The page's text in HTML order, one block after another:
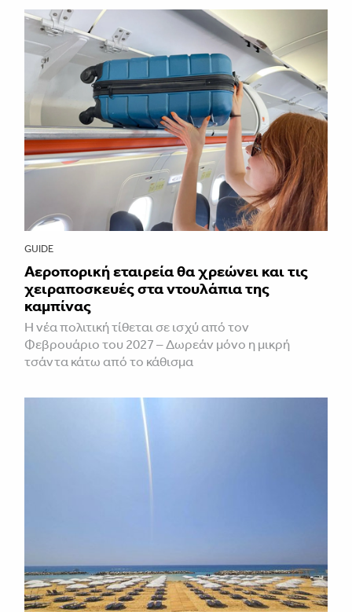
GUIDE
Αεροπορική εταιρεία θα χρεώνει και τις
χειραποσκευές στα ντουλάπια της
καμπίνας
Η νέα πολιτική τίθεται σε ισχύ από τον
Φεβρουάριο του 2027 – Δωρεάν μόνο η μικρή
τσάντα κάτω από το κάθισμα